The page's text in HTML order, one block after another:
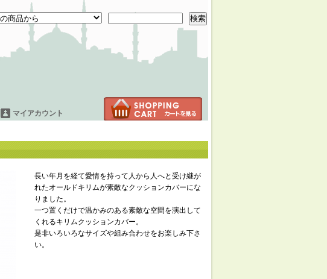
検索
マイアカウント
長い年月を経て愛情を持って人から人へと受け継が
れたオールドキリムが素敵なクッションカバーにな
りました。
一つ置くだけで温かみのある素敵な空間を演出して
くれるキリムクッションカバー。
是非いろいろなサイズや組み合わせをお楽しみ下さ
い。